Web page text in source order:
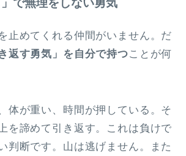
で無理をしない勇気
止めてくれる仲間がいません。だ
き返す勇気」を自分で持つことが何
体が重い、時間が押している。そ
を諦めて引き返す。これは負けで
判断です。山は逃げません。また